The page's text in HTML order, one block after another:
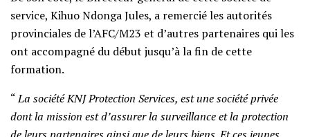
service, Kihuo Ndonga Jules, a remercié les autorités
provinciales de l’AFC/M23 et d’autres partenaires qui les
ont accompagné du début jusqu’à la fin de cette
formation.
“La société KNJ Protection Services, est une société privée
dont la mission est d’assurer la surveillance et la protection